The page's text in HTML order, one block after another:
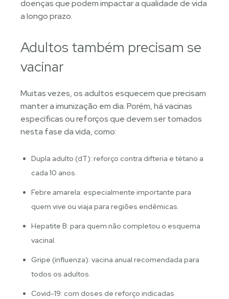
doenças que podem impactar a qualidade de vida
a longo prazo.
Adultos também precisam se
vacinar
Muitas vezes, os adultos esquecem que precisam
manter a imunização em dia. Porém, há vacinas
específicas ou reforços que devem ser tomados
nesta fase da vida, como:
Dupla adulto (dT): reforço contra difteria e tétano a
cada 10 anos.
Febre amarela: especialmente importante para
quem vive ou viaja para regiões endêmicas.
Hepatite B: para quem não completou o esquema
vacinal.
Gripe (influenza): vacina anual recomendada para
todos os adultos.
Covid-19: com doses de reforço indicadas